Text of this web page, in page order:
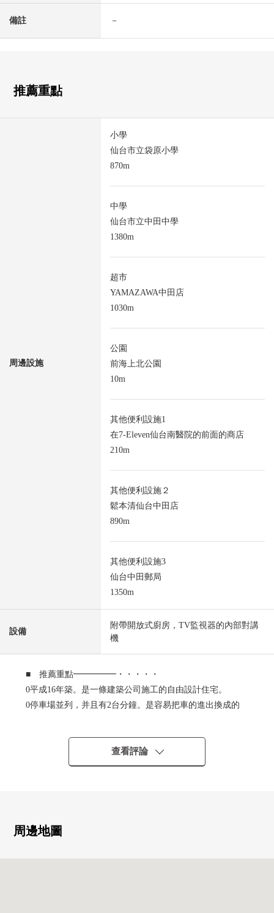
備註 －
推薦重點
周邊設施
小學
仙台市立袋原小學
870m
中學
仙台市立中田中學
1380m
超市
YAMAZAWA中田店
1030m
公園
前海上北公園
10m
其他便利設施1
在7-Eleven仙台南醫院的前面的商店
210m
其他便利設施２
鬆本清仙台中田店
890m
其他便利設施3
仙台中田郵局
1350m
設備
附帶開放式廚房，TV監視器的內部對講
機
■ 推薦重點━━━━━・・・・・
0平成16年築。是一條建築公司施工的自由設計住宅。
0停車場並列，并且有2台分鐘。是容易把車的進出換成的
0南側有院子和公園，采光和通風被確保。
0前海上北公園正鄰接，是在讓孩子玩的時候放心的環境。
0是當做區劃有規律的整潔的街景，交通量少，并且清靜的
0全居室朝南，主卧室約8.5張塌塌米。是很有魅力的間取。
查看評論
周邊地圖